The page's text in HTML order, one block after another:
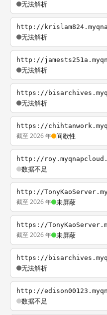
无法解析
http://
无法解析
http://
无法解析
https://
无法解析
https://
截至 2026 年 间歇性
http://
数据不足
http://
截至 2026 年 未屏蔽
https://
截至 2026 年 未屏蔽
https://
无法解析
http://
数据不足